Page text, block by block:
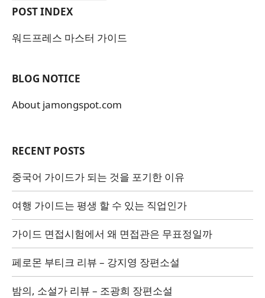
POST INDEX
워드프레스 마스터 가이드
BLOG NOTICE
About jamongspot.com
RECENT POSTS
중국어 가이드가 되는 것을 포기한 이유
여행 가이드는 평생 할 수 있는 직업인가
가이드 면접시험에서 왜 면접관은 무표정일까
페로몬 부티크 리뷰 – 강지영 장편소설
밤의, 소설가 리뷰 – 조광희 장편소설